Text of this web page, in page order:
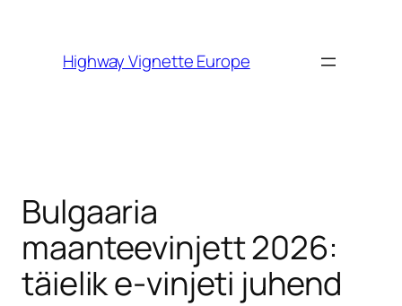
Highway Vignette Europe
Bulgaaria
maanteevinjett 2026:
täielik e-vinjeti juhend